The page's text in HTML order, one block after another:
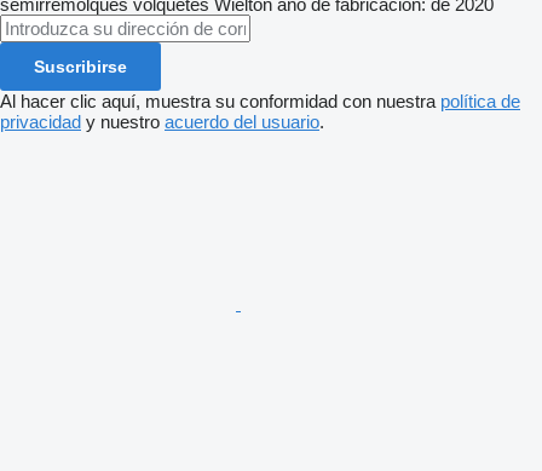
semirremolques volquetes Wielton año de fabricación: de 2020
Suscribirse
Al hacer clic aquí, muestra su conformidad con nuestra política de
privacidad y nuestro acuerdo del usuario.